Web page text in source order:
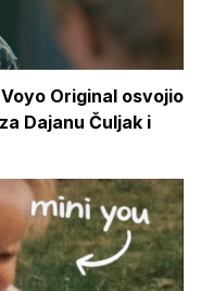
Original osvojio
Dajanu Čuljak i